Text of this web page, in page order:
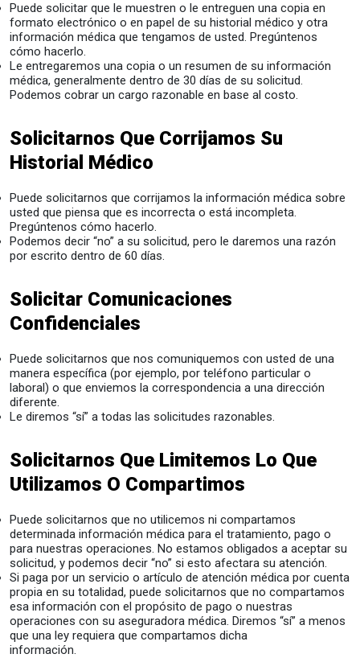
Puede solicitar que le muestren o le entreguen una copia en
formato electrónico o en papel de su historial médico y otra
información médica que tengamos de usted. Pregúntenos
cómo hacerlo.
Le entregaremos una copia o un resumen de su información
médica, generalmente dentro de 30 días de su solicitud.
Podemos cobrar un cargo razonable en base al costo.
Solicitarnos Que Corrijamos Su
Historial Médico
Puede solicitarnos que corrijamos la información médica sobre
usted que piensa que es incorrecta o está incompleta.
Pregúntenos cómo hacerlo.
Podemos decir “no” a su solicitud, pero le daremos una razón
por escrito dentro de 60 días.
Solicitar Comunicaciones
Confidenciales
Puede solicitarnos que nos comuniquemos con usted de una
manera específica (por ejemplo, por teléfono particular o
laboral) o que enviemos la correspondencia a una dirección
diferente.
Le diremos “sí” a todas las solicitudes razonables.
Solicitarnos Que Limitemos Lo Que
Utilizamos O Compartimos
Puede solicitarnos que no utilicemos ni compartamos
determinada información médica para el tratamiento, pago o
para nuestras operaciones. No estamos obligados a aceptar su
solicitud, y podemos decir “no” si esto afectara su atención.
Si paga por un servicio o artículo de atención médica por cuenta
propia en su totalidad, puede solicitarnos que no compartamos
esa información con el propósito de pago o nuestras
operaciones con su aseguradora médica. Diremos “sí” a menos
que una ley requiera que compartamos dicha
información.